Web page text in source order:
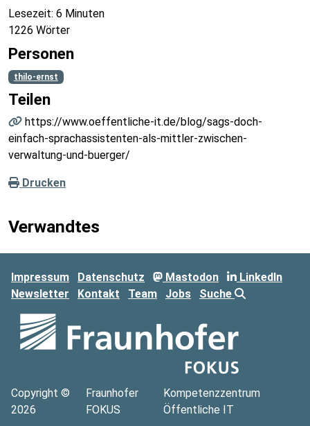
Lesezeit: 6 Minuten
1226 Wörter
Personen
thilo-ernst
Teilen
https://www.oeffentliche-it.de/blog/sags-doch-
einfach-sprachassistenten-als-mittler-zwischen-
verwaltung-und-buerger/
Drucken
Verwandtes
Impressum Datenschutz Mastodon
LinkedIn
Newsletter
Kontakt Team Jobs Suche
Copyright ©
2026
Fraunhofer
FOKUS
Kompetenzzentrum
Öffentliche IT